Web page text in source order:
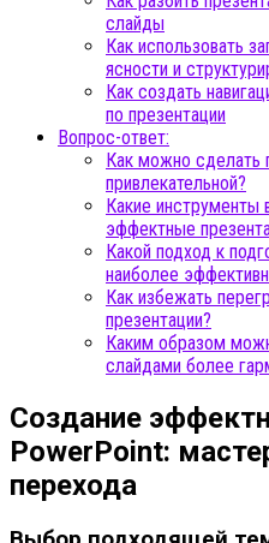
слайды
Как использовать
ясности и
Как создать
по презентации
Вопрос-ответ:
Как можно сделать
привлекательной?
Какие инструменты
эффектные
Какой подход к
наиболее
Как избежать
презентации?
Каким образом
слайдами более
Создание
PowerPoint:
перехода